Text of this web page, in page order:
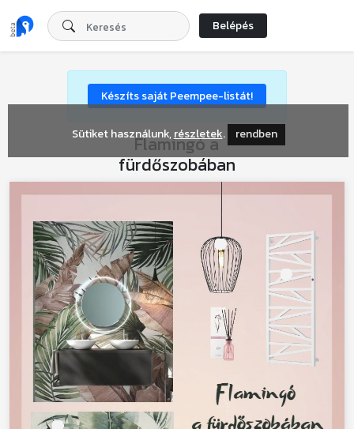
Sütiket használunk,részletek. rendben
Belépés
Készíts saját Peempee-listát!
Flamingó a
fürdőszobában